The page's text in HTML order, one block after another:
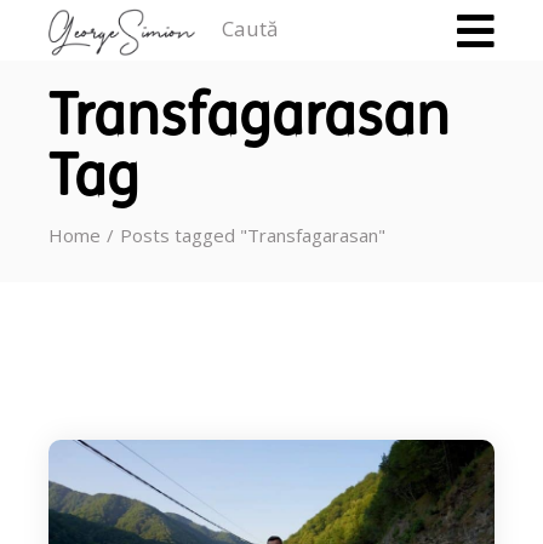
Transfagarasan
Tag
Home Posts tagged "Transfagarasan"